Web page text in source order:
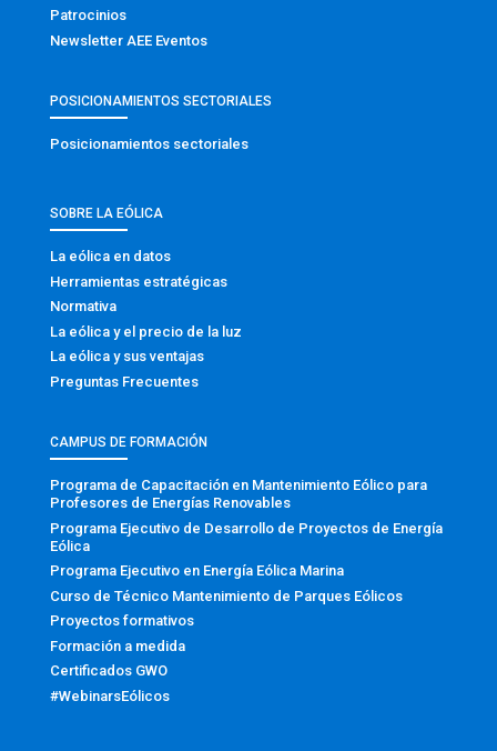
Patrocinios
Newsletter AEE Eventos
POSICIONAMIENTOS SECTORIALES
Posicionamientos sectoriales
SOBRE LA EÓLICA
La eólica en datos
Herramientas estratégicas
Normativa
La eólica y el precio de la luz
La eólica y sus ventajas
Preguntas Frecuentes
CAMPUS DE FORMACIÓN
Programa de Capacitación en Mantenimiento Eólico para
Profesores de Energías Renovables
Programa Ejecutivo de Desarrollo de Proyectos de Energía
Eólica
Programa Ejecutivo en Energía Eólica Marina
Curso de Técnico Mantenimiento de Parques Eólicos
Proyectos formativos
Formación a medida
Certificados GWO
#WebinarsEólicos